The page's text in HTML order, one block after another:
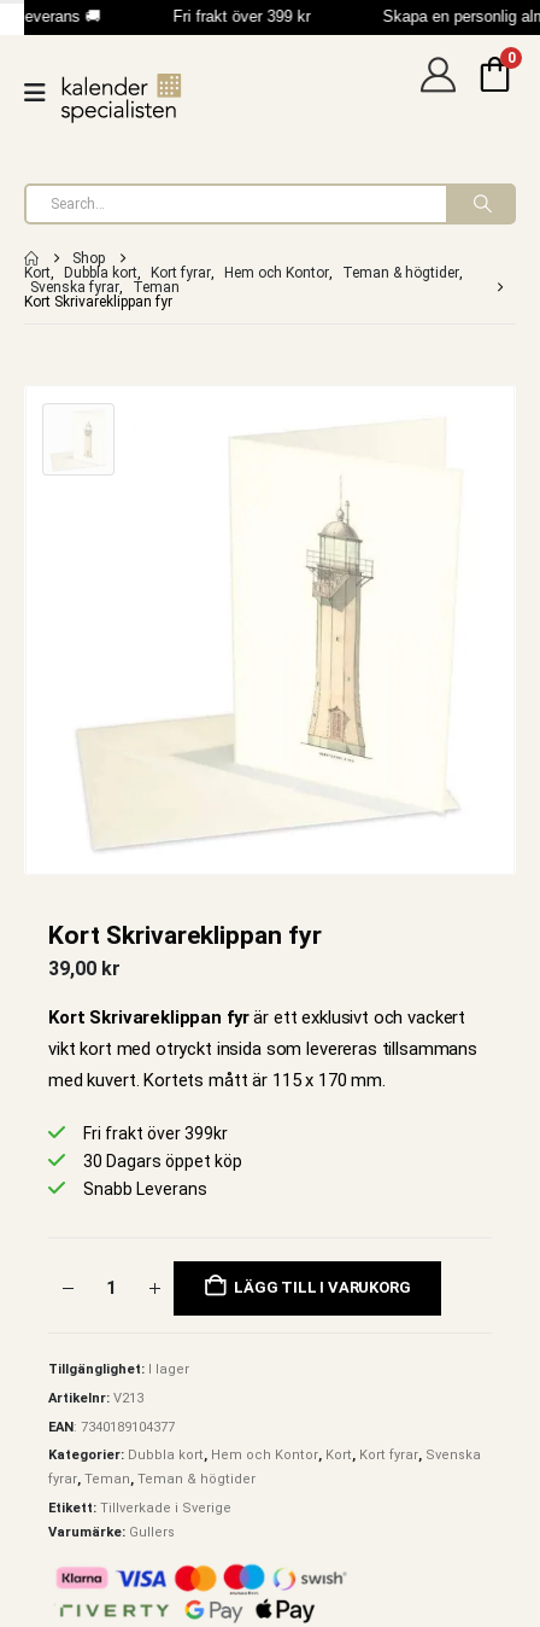
leverans 🚚 Fri frakt över 399 kr Skapa en personlig
0
Shop
Kort, Dubbla kort, Kort fyrar, Hem och Kontor, Teman & högtider,
Svenska fyrar,
Teman
Kort Skrivareklippan fyr
Kort Skrivareklippan fyr
39,00 kr
Kort Skrivareklippan fyrär ett exklusivt och vackert
vikt kort med otryckt insida som levereras tillsammans
med kuvert. Kortets mått är 115 x 170 mm.
Fri frakt över 399kr
30 Dagars öppet köp
Snabb Leverans
LÄGG TILL I VARUKORG
Tillgänglighet:
I lager
Artikelnr: V213
EAN: 7340189104377
Kategorier: Dubbla kort, Hem och Kontor, Kort, Kort fyrar, Svenska
fyrar, Teman, Teman & högtider
Etikett: Tillverkade i Sverige
Varumärke: Gullers